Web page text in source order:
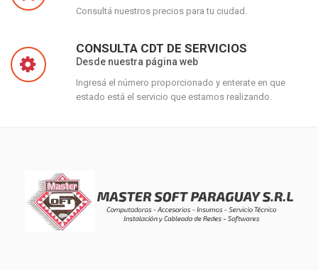
Consultá nuestros precios para tu ciudad.
CONSULTA CDT DE SERVICIOS
Desde nuestra página web
Ingresá el número proporcionado y enterate en que
estado está el servicio que estamos realizando.